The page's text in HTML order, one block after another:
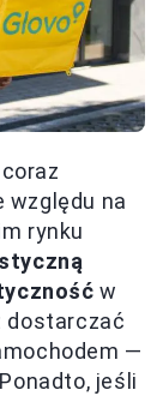
względu na
rynku
w
dostarczać
—
jeśli